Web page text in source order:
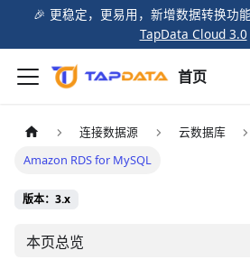
🎉️ 更稳定，更易用，新增数据转换功
TapData Cloud 3.0
首页
连接数据源
云数据库
Amazon RDS for MySQL
版本：3.x
本页总览